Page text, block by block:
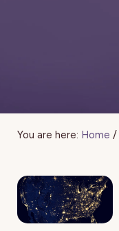
You are here: Home /